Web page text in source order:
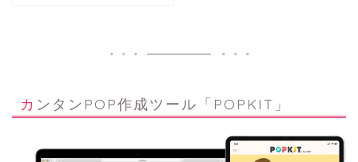
カンタンPOP作成ツール「POPKIT」